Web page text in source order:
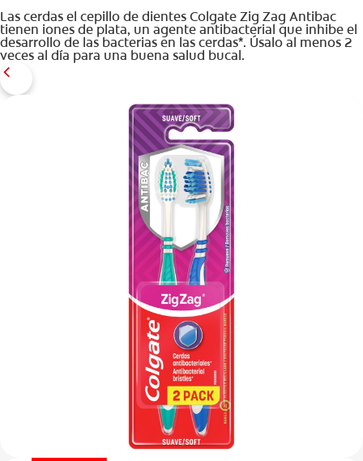
Las cerdas el cepillo de dientes Colgate Zig Zag Antibac
tienen iones de plata, un agente antibacterial que inhibe el
desarrollo de las bacterias en las cerdas*. Úsalo al menos 2
veces al día para una buena salud bucal.